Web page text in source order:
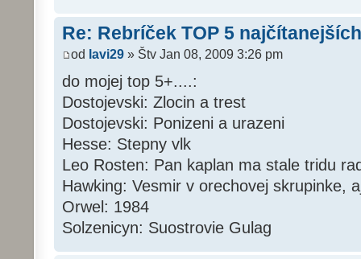
Re: Rebríček TOP 5
od lavi29 » Štv Jan 08, 2009 3:26 pm
do mojej top 5+....:
Dostojevski: Zlocin a trest
Dostojevski: Ponizeni a urazeni
Hesse: Stepny vlk
Leo Rosten: Pan kaplan ma stale tridu
Hawking: Vesmir v orechovej skrupinke,
Orwel: 1984
Solzenicyn: Suostrovie Gulag